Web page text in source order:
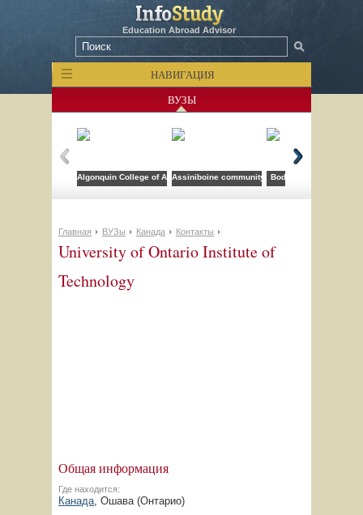
Education Abroad Advisor
НАВИГАЦИЯ
ВУЗЫ
Algonquin College of Applied Arts and Technology
Assiniboine community collegeBodwell High School
Главная ВУЗы Канада Контакты
University of Ontario Institute of
Technology
Общая информация
Где находится:
Канада, Ошава (Онтарио)